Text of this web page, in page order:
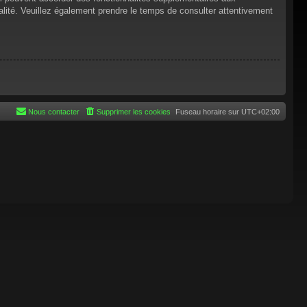
Veuillez également prendre le temps de consulter attentivement
Fuseau horaire sur UTC+02:00
Supprimer les cookies
Nous contacter